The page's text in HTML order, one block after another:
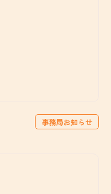
事務局お知らせ